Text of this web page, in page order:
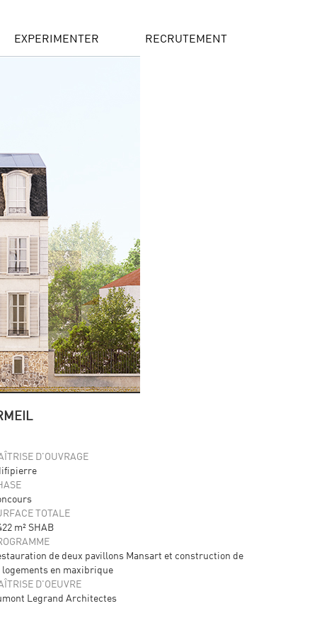
EXPERIMENTER RECRUTEMENT
D'OUVRAGE
TOTALE
m² SHAB
de deux pavillons Mansart et construction de
logements en maxibrique
D'OEUVRE
Legrand Architectes